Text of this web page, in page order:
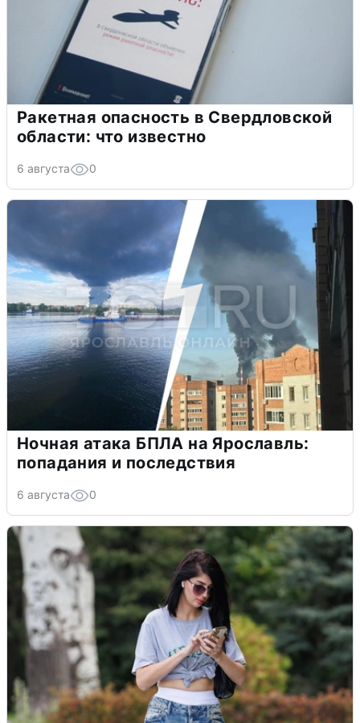
Ракетная опасность в Свердловской
области: что известно
6 августа 0
Ночная атака БПЛА на Ярославль:
попадания и последствия
6 августа 0